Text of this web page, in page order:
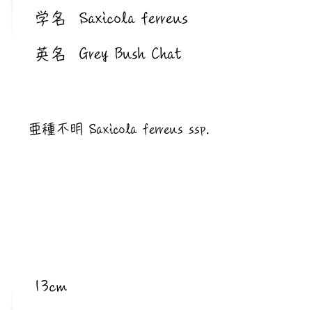
学名 Saxicola ferreus
英名 Grey Bush Chat
亜種不明 Saxicola ferreus ssp.
13cm